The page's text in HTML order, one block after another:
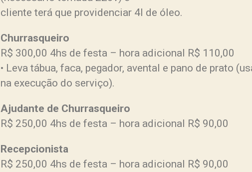
cliente terá que providenciar 4l de óleo.
Churrasqueiro
R$ 300,00 4hs de festa – hora adicional R$ 110,00
• Leva tábua, faca, pegador, avental e pano de prato
na execução do serviço).
Ajudante de Churrasqueiro
R$ 250,00 4hs de festa – hora adicional R$ 90,00
Recepcionista
R$ 250,00 4hs de festa – hora adicional R$ 90,00